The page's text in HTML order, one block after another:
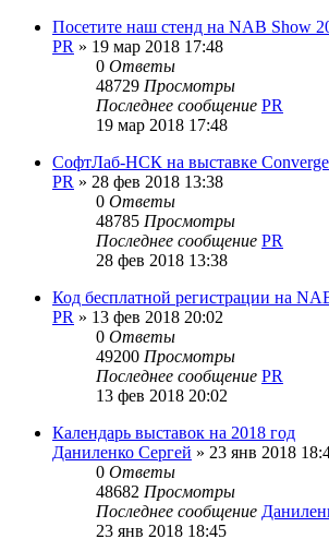
Посетите наш стенд на NAB Show
PR » 19 мар 2018 17:48
0 Ответы
48729 Просмотры
Последнее сообщение PR
19 мар 2018 17:48
СофтЛаб-НСК на выставке
PR » 28 фев 2018 13:38
0 Ответы
48785 Просмотры
Последнее сообщение PR
28 фев 2018 13:38
Код бесплатной регистрации на
PR » 13 фев 2018 20:02
0 Ответы
49200 Просмотры
Последнее сообщение PR
13 фев 2018 20:02
Календарь выставок на 2018 год
Даниленко Сергей » 23 янв 2018
0 Ответы
48682 Просмотры
Последнее сообщение
23 янв 2018 18:45